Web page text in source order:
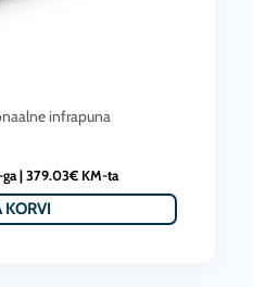
infrapuna
| 379.03€KM-ta
KORVI